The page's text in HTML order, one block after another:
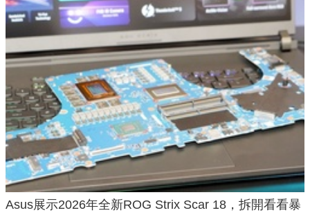
Asus展示2026年全新ROG Strix Scar 18，拆開看看暴